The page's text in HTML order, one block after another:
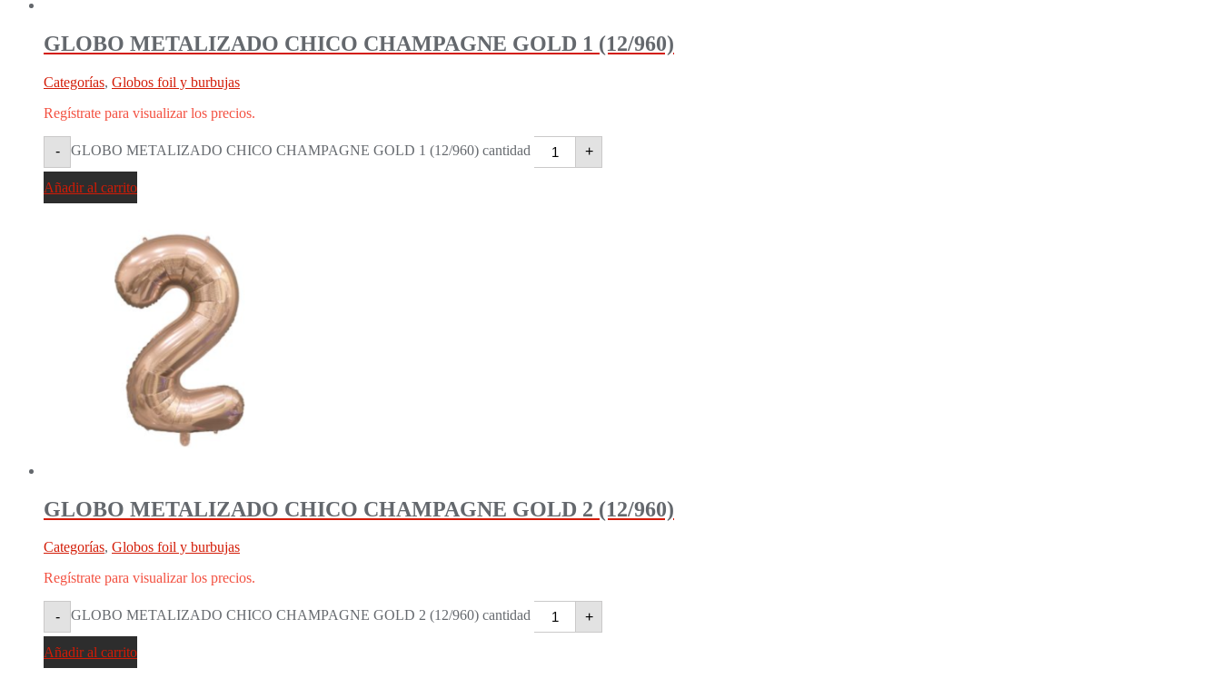
GLOBO METALIZADO CHICO CHAMPAGNE GOLD 1 (12/960)
Categorías, Globos foil y burbujas
Regístrate para visualizar los precios.
- GLOBO METALIZADO CHICO CHAMPAGNE GOLD 1 (12/960) cantidad +
Añadir al carrito
GLOBO METALIZADO CHICO CHAMPAGNE GOLD 2 (12/960)
Categorías, Globos foil y burbujas
Regístrate para visualizar los precios.
- GLOBO METALIZADO CHICO CHAMPAGNE GOLD 2 (12/960) cantidad +
Añadir al carrito